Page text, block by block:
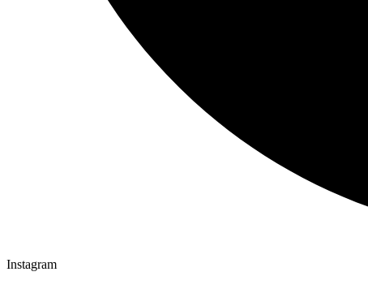
Instagram